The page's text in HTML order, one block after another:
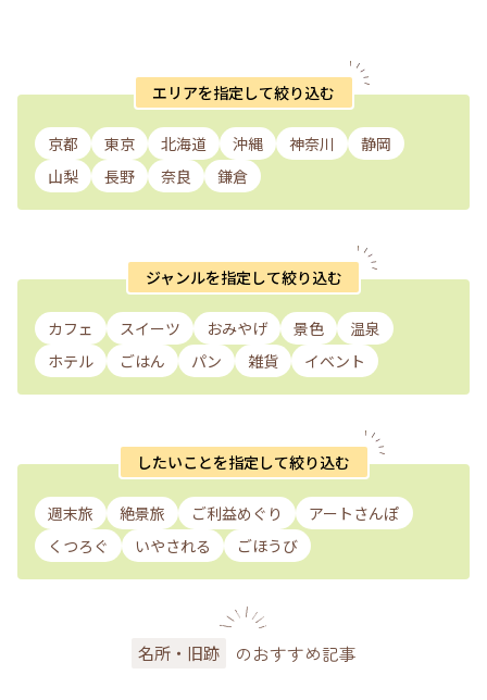
エリアを指定して絞り込む
京都 東京 北海道 沖縄 神奈川
静岡
山梨
長野 奈良 鎌倉
ジャンルを指定して絞り込む
カフェ スイーツ おみやげ 景色
温泉
ホテル
ごはん パン 雑貨 イベント
したいことを指定して絞り込む
週末旅 絶景旅 ご利益めぐり
アートさんぽ
くつろぐ
いやされる ごほうび
名所・旧跡 のおすすめ記事